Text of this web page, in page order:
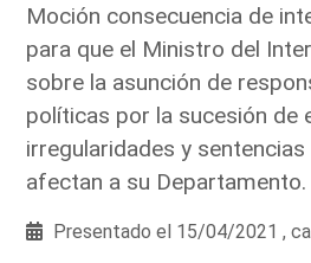
Moción consecuencia de
para que el Ministro del
sobre la asunción de
políticas por la sucesión de
irregularidades y
afectan a su
Presentado el 15/04/2021 ,